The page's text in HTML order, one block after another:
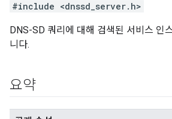
#include <dnssd_server.h>
DNS-SD 쿼리에 대해 검색된 서비스 인
니다.
요약